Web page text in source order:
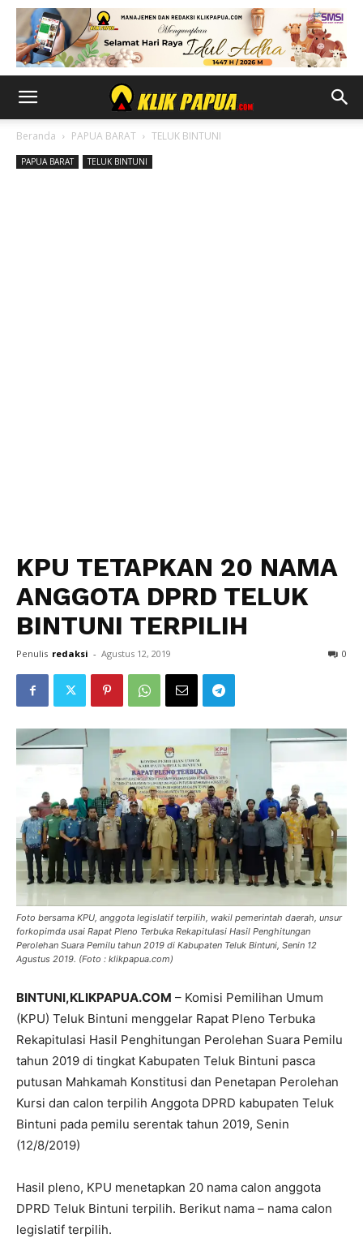
Beranda PAPUA BARAT TELUK BINTUNI
PAPUA BARAT TELUK BINTUNI
KPU TETAPKAN 20 NAMA
ANGGOTA DPRD TELUK
BINTUNI TERPILIH
Penulis redaksi - Agustus 12, 2019 0
Foto bersama KPU, anggota legislatif terpilih, wakil pemerintah daerah, unsur
forkopimda usai Rapat Pleno Terbuka Rekapitulasi Hasil Penghitungan
Perolehan Suara Pemilu tahun 2019 di Kabupaten Teluk Bintuni, Senin 12
Agustus 2019. (Foto : klikpapua.com)
BINTUNI,KLIKPAPUA.COM – Komisi Pemilihan Umum
(KPU) Teluk Bintuni menggelar Rapat Pleno Terbuka
Rekapitulasi Hasil Penghitungan Perolehan Suara Pemilu
tahun 2019 di tingkat Kabupaten Teluk Bintuni pasca
putusan Mahkamah Konstitusi dan Penetapan Perolehan
Kursi dan calon terpilih Anggota DPRD kabupaten Teluk
Bintuni pada pemilu serentak tahun 2019, Senin
(12/8/2019)
Hasil pleno, KPU menetapkan 20 nama calon anggota
DPRD Teluk Bintuni terpilih. Berikut nama – nama calon
legislatif terpilih.